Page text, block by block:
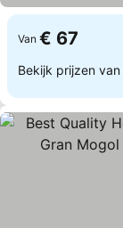
Van € 67
Bekijk prijzen van